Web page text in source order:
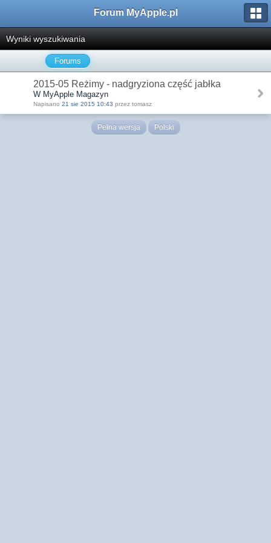
Forum MyApple.pl
Wyniki wyszukiwania
Forums
2015-05 Reżimy - nadgryziona część jabłka
W MyApple Magazyn
Napisano 21 sie 2015 10:43 przez tomasz
Pełna wersja Polski